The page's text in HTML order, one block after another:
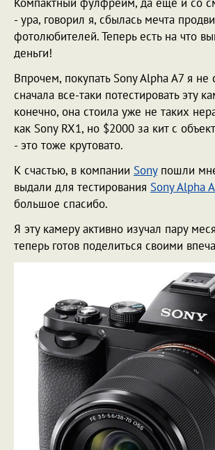
- ура, говорил я, сбылась мечта
фотолюбителей. Теперь есть на что
деньги!
Впрочем, покупать Sony Alpha A7 я не
сначала все-таки потестировать эту
конечно, она стоила уже не таких
как Sony RX1, но $2000 за кит с
- это тоже крутовато.
К счастью, в компании Sonyпошли
выдали для тестирования Sony Alpha
большое спасибо.
Я эту камеру активно изучал пару
теперь готов поделиться своими